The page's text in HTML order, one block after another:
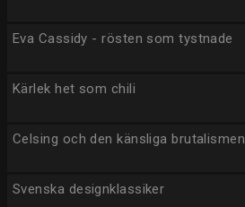
Eva Cassidy - rösten som tystnade
Kärlek het som chili
Celsing och den känsliga brutalismen
Svenska designklassiker